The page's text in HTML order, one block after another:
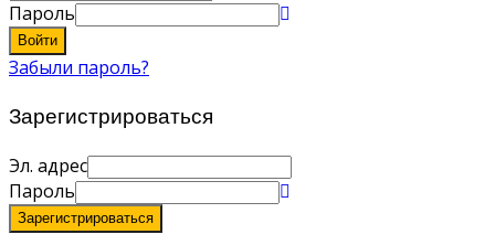
Пароль
Войти
Забыли пароль?
Зарегистрироваться
Эл. адрес
Пароль
Зарегистрироваться